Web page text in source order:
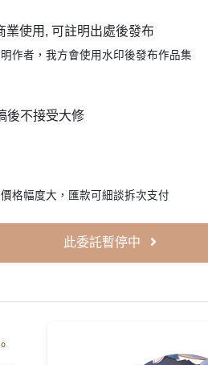
業使用, 可註明出處後發布
作者，我方會使用水印後發布作品集
後不接受大修
格幅度大，匯款可細談拆次支付
此委託暫停中